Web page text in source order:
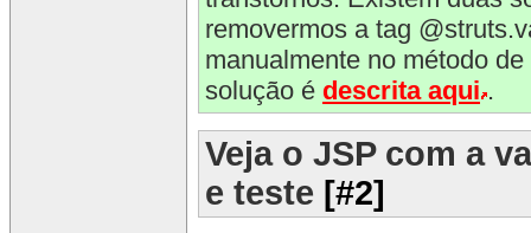
removermos a tag
manualmente no método
solução é descrita aqui .
Veja o JSP com a
e teste [#2]